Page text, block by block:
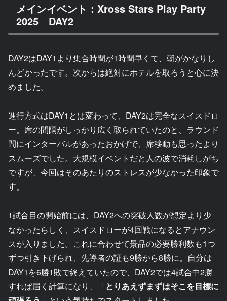
メインイベント：Xross Stars Play Party
2025 DAY2
DAY2はDAY1より集合時間が1時間早くて、朝がかなりし
んどかったです。次からは絶対にホテルを取ろうと心に決
めました。
進行方式はDAY1とは変わって、DAY2は完全なスイスドロ
ー。席の間隔がしっかり広く取られていたのと、ラウンド
間にインターバルがあったおかげで、席移動も思ったより
スムーズでした。大規模イベントだと人の波で消耗しがち
ですが、今回はそのあたりのストレスが少なかった印象で
す。
1試合目の開始前には、DAY2への突破人数が想定より少
なかったらしく、スイスドローが4回戦になるとアナウン
スが入りました。これに合わせて景品の必要勝利数も1つ
ずつ引き下げられ、先導者の証も9勝から8勝に。自分は
DAY1を6勝1敗で終えていたので、DAY2では4試合中2勝
すれば届く計算になり、「とりあえずまずはそこを目標に